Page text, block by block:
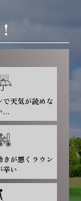
で天気が読めな
…
きが悪くラウン
辛い